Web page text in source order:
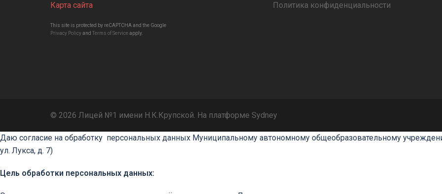
Карта сайта
This site is protected by reCAPTCHA and the Google
Privacy Policyand Terms of Serviceapply.
Политика конфиденциальности
© 2026 Лицей №1 имени Н.К.Крупской. На платформе Sydney
Даю согласие на обработку персональных данных Муниципальному автономному общеобразовательному
ул. Лукса, д. 7)
Цель обработки персональных данных: